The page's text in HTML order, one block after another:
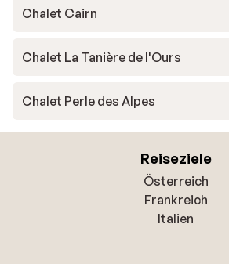
Chalet Cairn
Chalet La Tanière de l'Ours
Chalet Perle des Alpes
Reiseziele
Österreich
Frankreich
Italien